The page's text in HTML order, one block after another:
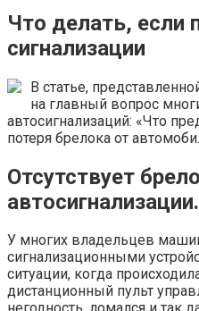
Что делать, если
сигнализации
В статье,
на главный вопрос
автосигнализаций: «Что
потеря брелока от
Отсутствует
У многих владельцев
сигнализационными
ситуации, когда
дистанционный пульт